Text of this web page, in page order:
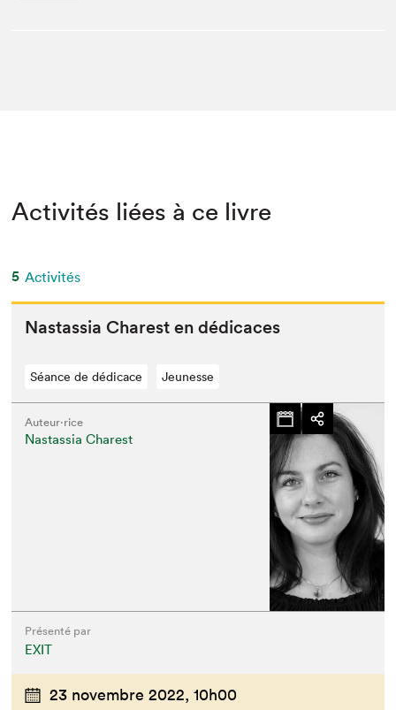
Activités liées à ce livre
5 Activités
Nas­tas­sia Charest en dédicaces
Séance de dédicace Jeunesse
Auteur·rice
Nastassia Charest
Présenté par
EXIT
23 novembre 2022, 10h00